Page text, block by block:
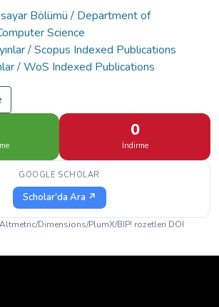
Bölümü / Department of
Science
/ Scopus Indexed Publications
/ WoS Indexed Publications
0
İndirme
GOOGLE SCHOLAR
Scholar'da Ara ↗
Dimensions/PlumX/BIP! rozetleri DOI